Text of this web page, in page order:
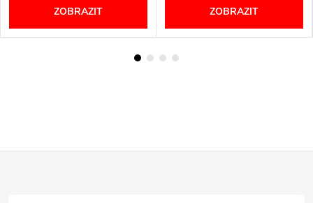
ZOBRAZIT ZOBRAZIT